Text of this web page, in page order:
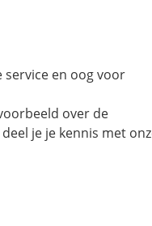
service en oog voor
over de
je je kennis met